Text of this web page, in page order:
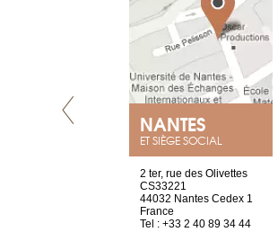
NANTES
ET SIÈGE SOCIAL
2 ter, rue des Olivettes
CS33221
44032 Nantes Cedex 1
France
Tel : +33 2 40 89 34 44